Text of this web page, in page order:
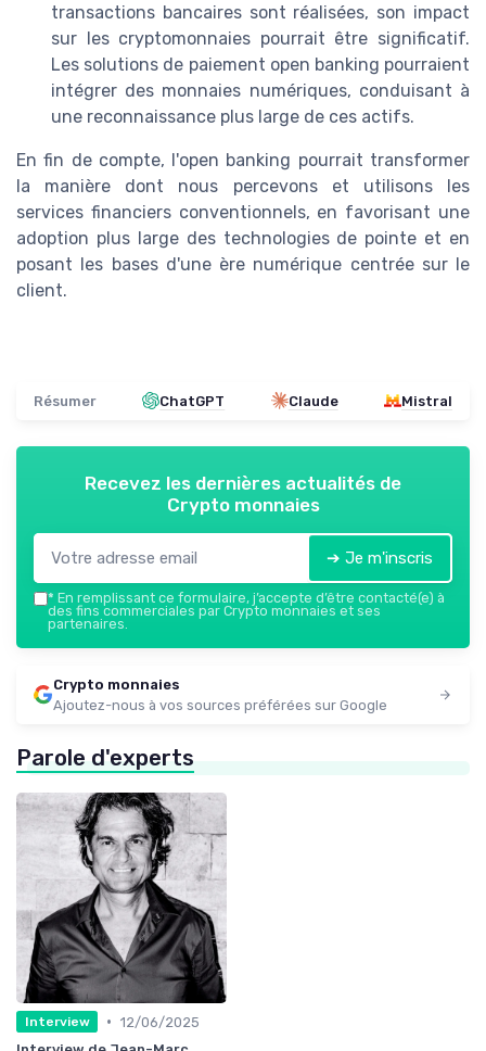
transactions bancaires sont réalisées, son impact
sur les cryptomonnaies pourrait être significatif.
Les solutions de paiement open banking pourraient
intégrer des monnaies numériques, conduisant à
une reconnaissance plus large de ces actifs.
En fin de compte, l'open banking pourrait transformer
la manière dont nous percevons et utilisons les
services financiers conventionnels, en favorisant une
adoption plus large des technologies de pointe et en
posant les bases d'une ère numérique centrée sur le
client.
Résumer ChatGPT Claude Mistral
Recevez les dernières actualités de
Crypto monnaies
➔ Je m'inscris
* En remplissant ce formulaire, j’accepte d’être contacté(e) à
des fins commerciales par Crypto monnaies et ses
partenaires.
Crypto monnaies
Ajoutez-nous à vos sources préférées sur Google
Parole d'experts
Interview • 12/06/2025